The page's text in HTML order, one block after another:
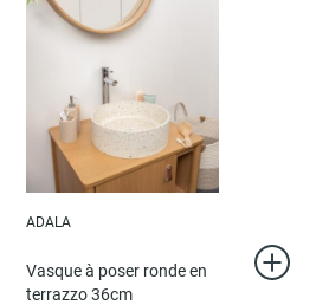
ADALA
Vasque à poser ronde en
terrazzo 36cm